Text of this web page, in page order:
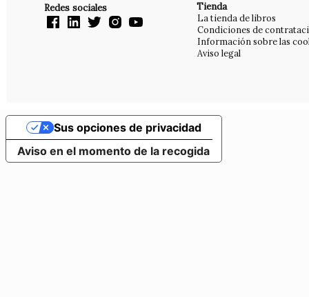
Redes sociales Tienda
La tienda de libros
Condiciones de
Información sobre las
Aviso legal
Aviso en el momento de la recogida
Sus opciones de privacidad